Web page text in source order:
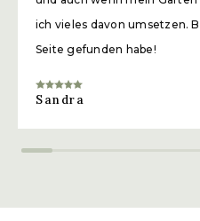
ich vieles davon umsetzen.
Seite gefunden habe!
Sandra